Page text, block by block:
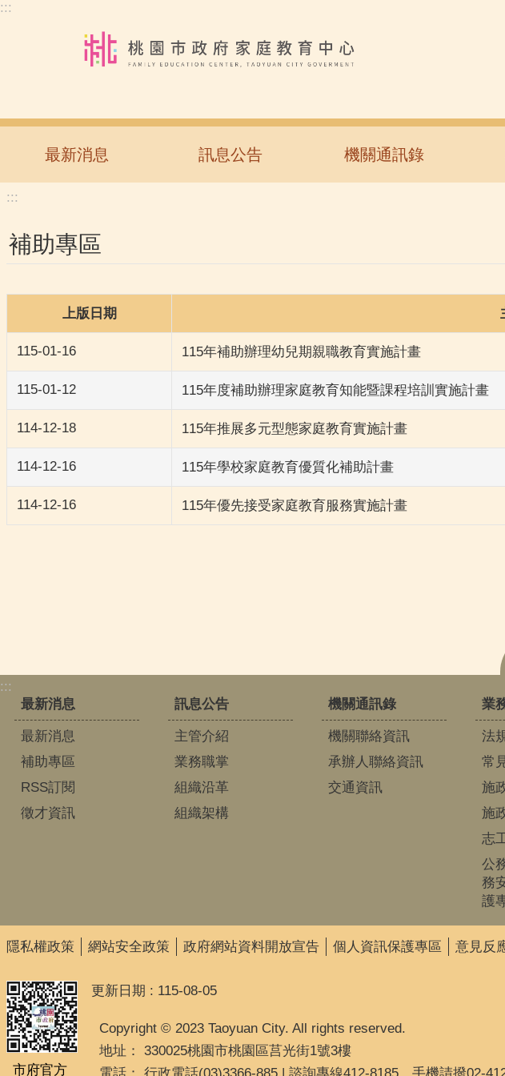
跳到主要內容區塊
:::
最新消息 訊息公告 機關通訊錄
:::
補助專區
上版日期
115-01-16 115年補助辦理幼兒期親職教育實施計畫
115-01-12 115年度補助辦理家庭教育知能暨課程培訓實施計畫
114-12-18 115年推展多元型態家庭教育實施計畫
114-12-16 115年學校家庭教育優質化補助計畫
114-12-16 115年優先接受家庭教育服務實施計畫
:::
最新消息
最新消息
補助專區
RSS訂閱
徵才資訊
訊息公告
主管介紹
業務職掌
組織沿革
組織架構
機關通訊錄
機關聯絡資訊
承辦人聯絡資訊
交通資訊
業
法
常
施
施
志
公
務
護
隱私權政策 網站安全政策 政府網站資料開放宣告 個人資訊保護專區 意見反
市府官方
Copyright © 2023 Taoyuan City. All rights reserved.
地址： 330025桃園市桃園區莒光街1號3樓
更新日期 115-08-05